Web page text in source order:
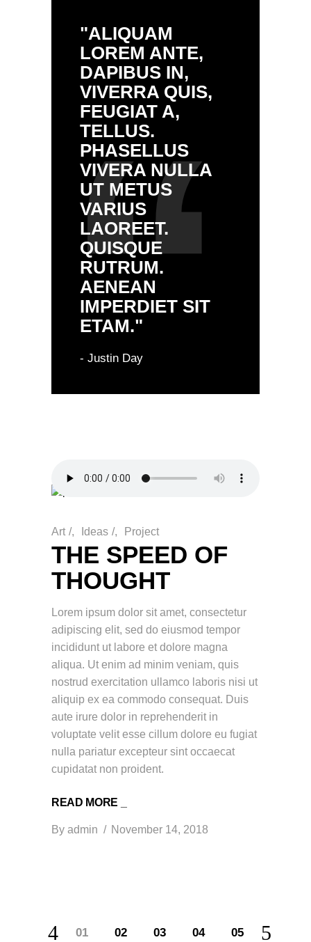
"ALIQUAM
LOREM ANTE,
DAPIBUS IN,
VIVERRA QUIS,
FEUGIAT A,
TELLUS.
PHASELLUS
VIVERA NULLA
UT METUS
VARIUS
LAOREET.
QUISQUE
RUTRUM.
AENEAN
IMPERDIET SIT
ETAM."
- Justin Day
Art / Ideas / Project
THE SPEED OF
THOUGHT
Lorem ipsum dolor sit amet, consectetur
adipiscing elit, sed do eiusmod tempor
incididunt ut labore et dolore magna
aliqua. Ut enim ad minim veniam, quis
nostrud exercitation ullamco laboris nisi ut
aliquip ex ea commodo consequat. Duis
aute irure dolor in reprehenderit in
voluptate velit esse cillum dolore eu fugiat
nulla pariatur excepteur sint occaecat
cupidatat non proident.
READ MORE _
By admin November 14, 2018
01 02 03 04 05